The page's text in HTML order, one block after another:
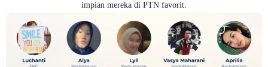
impian mereka di PTN favorit.